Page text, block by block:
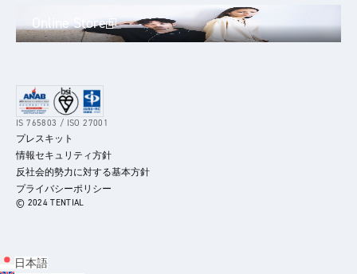
Online Store
IS 765803 / ISO 27001
プレスキット
情報セキュリティ方針
反社会的勢力に対する基本方針
プライバシーポリシー
© 2024 TENTIAL
日本語